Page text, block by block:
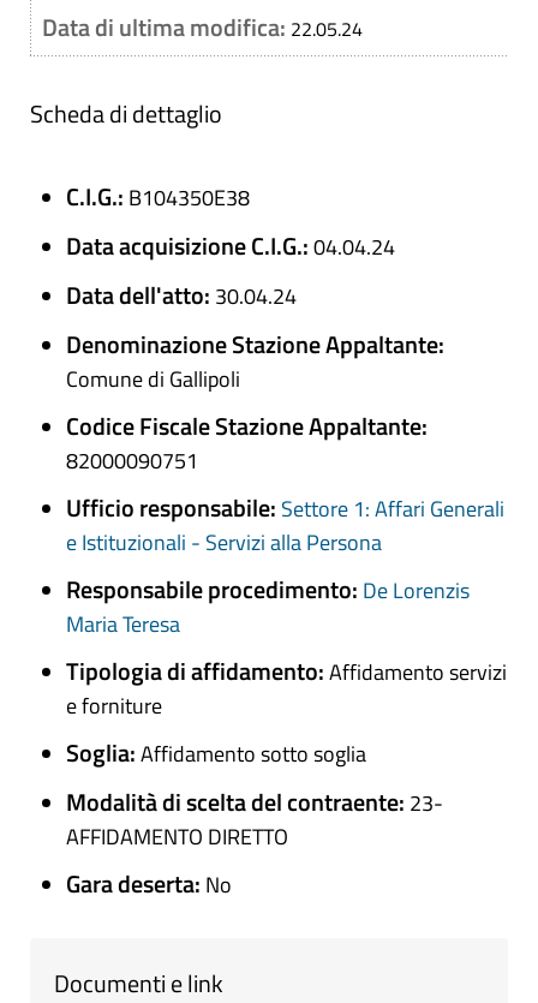
Data di ultima modifica: 22.05.24
Scheda di dettaglio
C.I.G.: B104350E38
Data acquisizione C.I.G.:04.04.24
Data dell'atto: 30.04.24
Denominazione Stazione Appaltante:
Comune di Gallipoli
Codice Fiscale Stazione Appaltante:
82000090751
Ufficio responsabile: Settore 1: Affari Generali
e Istituzionali - Servizi alla Persona
Responsabile procedimento: De Lorenzis
Maria Teresa
Tipologia di affidamento:Affidamento servizi
e forniture
Soglia:Affidamento sotto soglia
Modalità di scelta del contraente: 23-
AFFIDAMENTO DIRETTO
Gara deserta: No
Documenti e link